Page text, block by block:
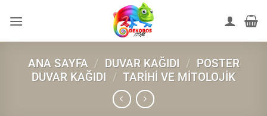
atla
ANA SAYFA / DUVAR KAĞIDI / POSTER
DUVAR KAĞIDI / TARIHI VE MITOLOJIK